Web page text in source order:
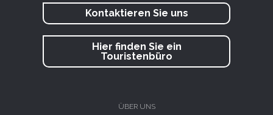
Kontaktieren Sie uns
Hier finden Sie ein
Touristenbüro
ÜBER UNS